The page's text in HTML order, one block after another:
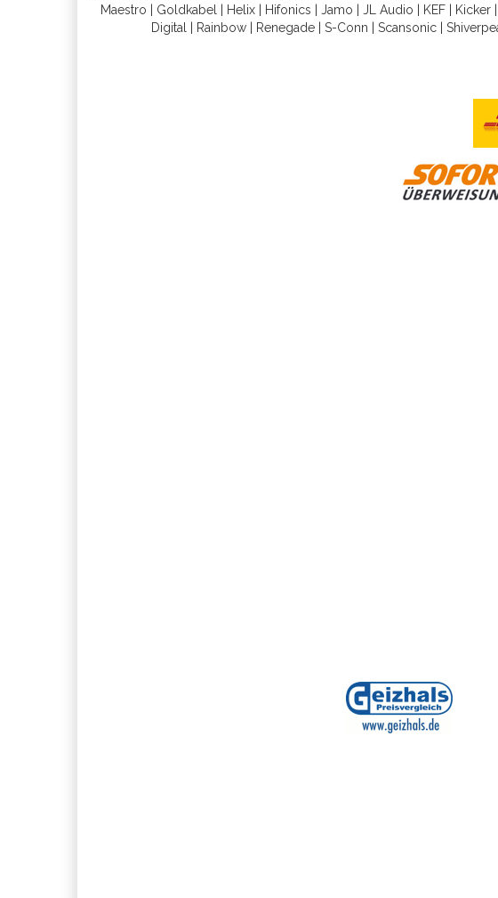
Maestro
Goldkabel Helix| Hifonics Jamo JL Audio KEF| Kicker|
Digital
Rainbow Renegade S-Conn Scansonic